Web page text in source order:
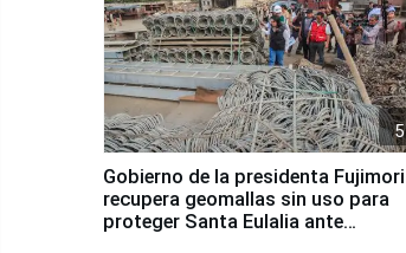
5
Gobierno de la presidenta Fujimori
recupera geomallas sin uso para
proteger Santa Eulalia ante